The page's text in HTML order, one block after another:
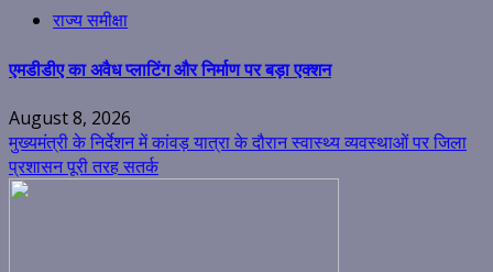
राज्य समीक्षा
एमडीडीए का अवैध प्लाटिंग और निर्माण पर बड़ा एक्शन
August 8, 2026
मुख्यमंत्री के निर्देशन में कांवड़ यात्रा के दौरान स्वास्थ्य व्यवस्थाओं पर जिला
प्रशासन पूरी तरह सतर्क